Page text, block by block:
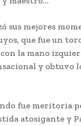
sus mejores
que fue un
la mano
y obtuvo
fue meritoria
atosigante y